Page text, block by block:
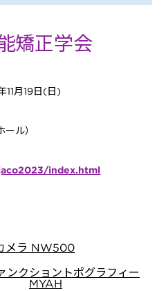
矯正学会
11月19日(日)
ル）
index.html
メラ NW500
ンクショントポグラフィー
MYAH